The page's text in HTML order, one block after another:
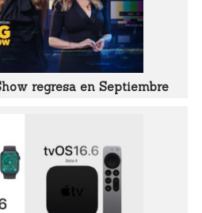
regresa en Septiembre